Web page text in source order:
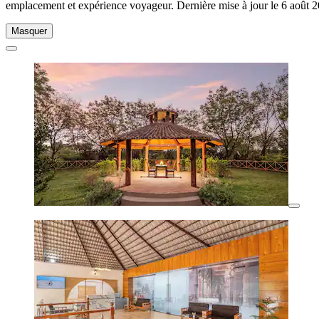
emplacement et expérience voyageur. Dernière mise à jour le 6 août
Masquer